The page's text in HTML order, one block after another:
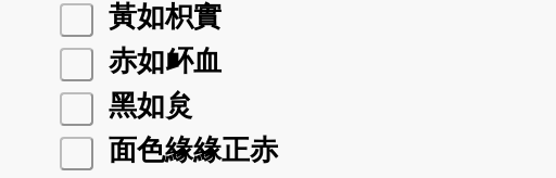
黃如枳實
赤如衃血
黑如炱
面色緣緣正赤